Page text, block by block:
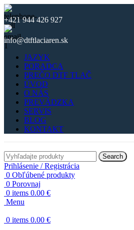
+421 944 426 927
info@dtftlaciaren.sk
JAZYK
PORADCA
PREČO DTF TLAČ
ÚVOD
O NÁS
PREVÁDZKA
SERVIS
BLOG
KONTAKT
Search
Prihlásenie / Registrácia
0 Obľúbené produkty
0 Porovnaj
0 items 0.00 €
Menu
0 items 0.00 €